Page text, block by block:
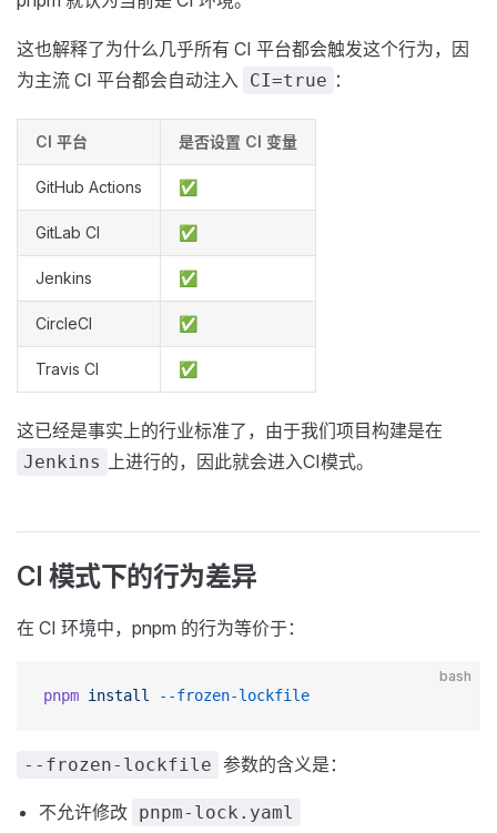
这也解释了为什么几乎所有 CI 平台都会触发这个行为，因
为主流 CI 平台都会自动注入
CI=true ：
CI 平台 是否设置 CI 变量
GitHub Actions ✅
GitLab CI ✅
Jenkins ✅
CircleCI ✅
Travis CI ✅
这已经是事实上的行业标准了，由于我们项目构建是在
Jenkins 上进行的，因此就会进入CI模式。
CI 模式下的行为差异
在 CI 环境中，pnpm 的行为等价于：
bash
pnpm install --frozen-lockfile
--frozen-lockfile 参数的含义是：
不允许修改 pnpm-lock.yaml